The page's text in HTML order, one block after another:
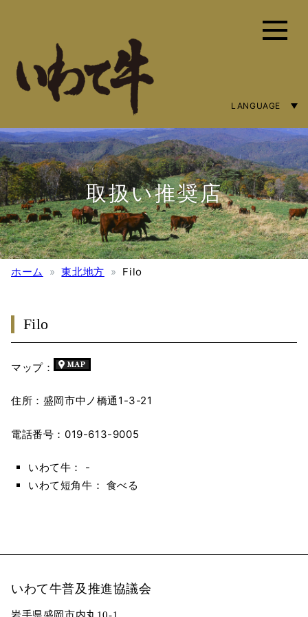
LANGUAGE
取扱い推奨店
ホーム 東北地方 Filo
Filo
マップ：
住所：盛岡市中ノ橋通1-3-21
電話番号：019-613-9005
いわて牛： -
いわて短角牛： 食べる
いわて牛普及推進協議会